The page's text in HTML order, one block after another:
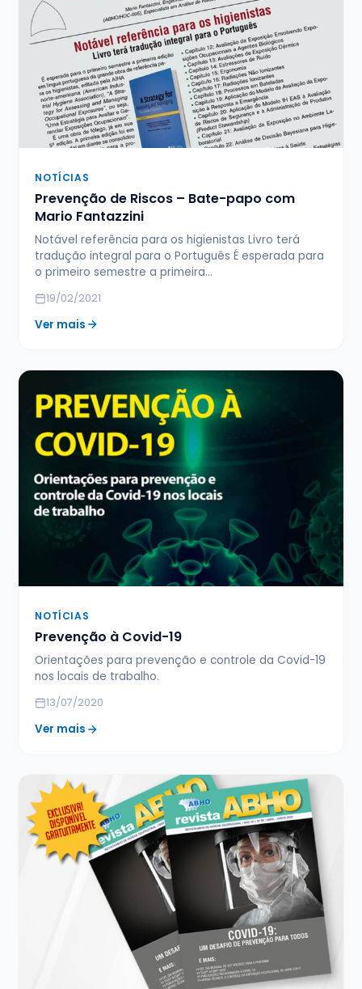
NOTÍCIAS
Prevenção de Riscos – Bate-papo com
Mario Fantazzini
Notável referência para os higienistas Livro terá
tradução integral para o Português É esperada para
o primeiro semestre a primeira…
19/02/2021
Ver mais
NOTÍCIAS
Prevenção à Covid-19
Orientações para prevenção e controle da Covid-19
nos locais de trabalho.
13/07/2020
Ver mais